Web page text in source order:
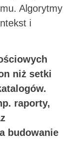
Algorytmy
i
niż setki
raporty,
budowanie